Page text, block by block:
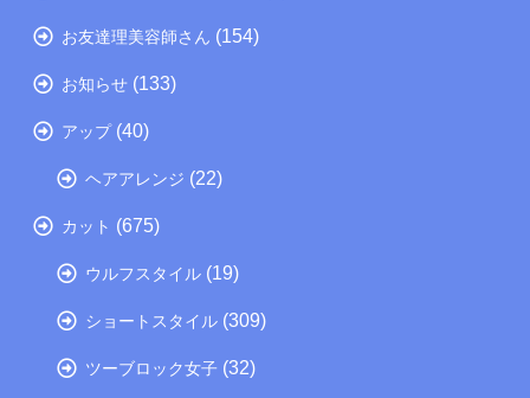
お友達理美容師さん (154)
お知らせ (133)
アップ(40)
ヘアアレンジ (22)
カット (675)
ウルフスタイル (19)
ショートスタイル (309)
ツーブロック女子 (32)